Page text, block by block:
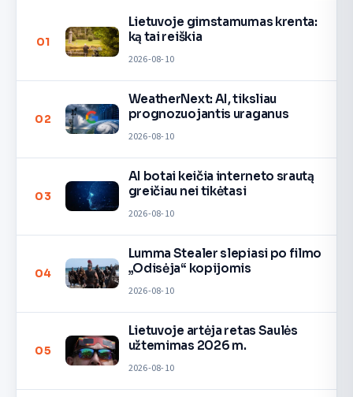
01
Lietuvoje gimstamumas krenta:
ką tai reiškia
2026-08-10
02
WeatherNext: AI, tiksliau
prognozuojantis uraganus
2026-08-10
03
AI botai keičia interneto srautą
greičiau nei tikėtasi
2026-08-10
04
Lumma Stealer slepiasi po filmo
„Odisėja“ kopijomis
2026-08-10
05
Lietuvoje artėja retas Saulės
užtemimas 2026 m.
2026-08-10